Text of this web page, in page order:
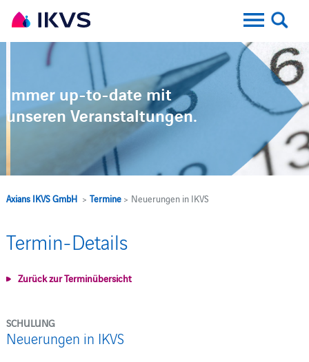
Immer up-to-date mit
unseren Veranstaltungen.
Axians IKVS GmbH> Termine> Neuerungen in IKVS
Termin-Details
Zurück zur Terminübersicht
SCHULUNG
Neuerungen in IKVS